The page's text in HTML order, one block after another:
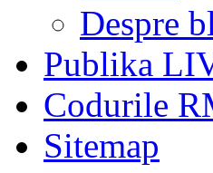
Despre
Publika
Codurile
Sitemap